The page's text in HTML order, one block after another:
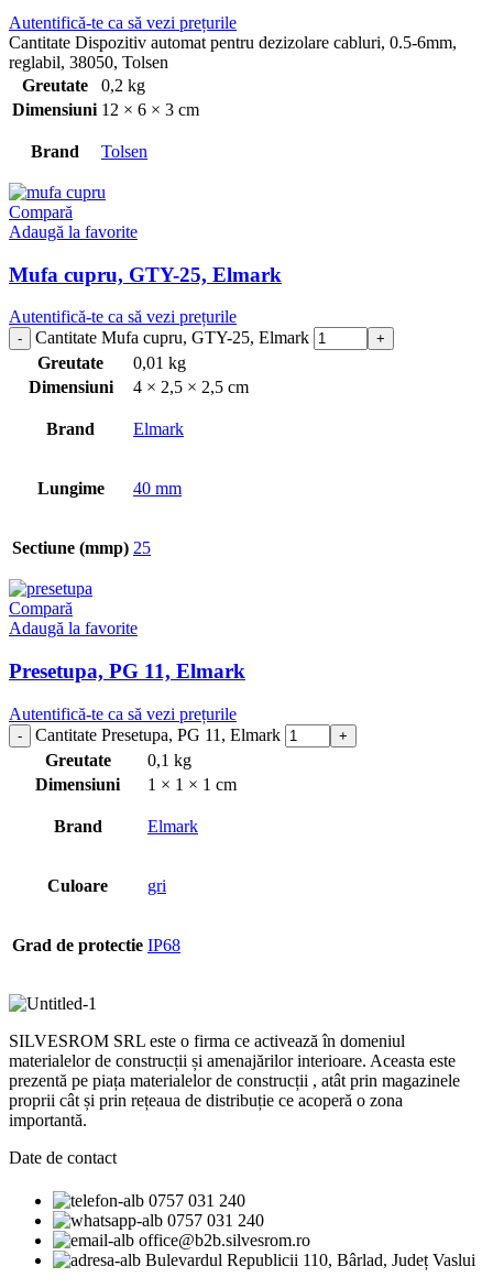
Autentifică-te ca să vezi prețurile
Cantitate Dispozitiv automat pentru dezizolare cabluri, 0.5-6mm,
reglabil, 38050, Tolsen
Greutate
0,2 kg
Dimensiuni 12 × 6 × 3 cm
Brand Tolsen
Compară
Adaugă la favorite
Mufa cupru, GTY-25, Elmark
Autentifică-te ca să vezi prețurile
Cantitate Mufa cupru, GTY-25, Elmark
Greutate
0,01 kg
Dimensiuni
4 × 2,5 × 2,5 cm
Brand Elmark
Lungime 40 mm
Sectiune (mmp) 25
Compară
Adaugă la favorite
Presetupa, PG 11, Elmark
Autentifică-te ca să vezi prețurile
Cantitate Presetupa, PG 11, Elmark
Greutate
0,1 kg
Dimensiuni
1 × 1 × 1 cm
Brand Elmark
Culoare gri
Grad de protectie IP68
SILVESROM SRL este o firma ce activează în domeniul
materialelor de construcții și amenajărilor interioare. Aceasta este
prezentă pe piața materialelor de construcții , atât prin magazinele
proprii cât și prin rețeaua de distribuție ce acoperă o zona
importantă.
Date de contact
0757 031 240
0757 031 240
office@b2b.silvesrom.ro
Bulevardul Republicii 110, Bârlad, Județ Vaslui